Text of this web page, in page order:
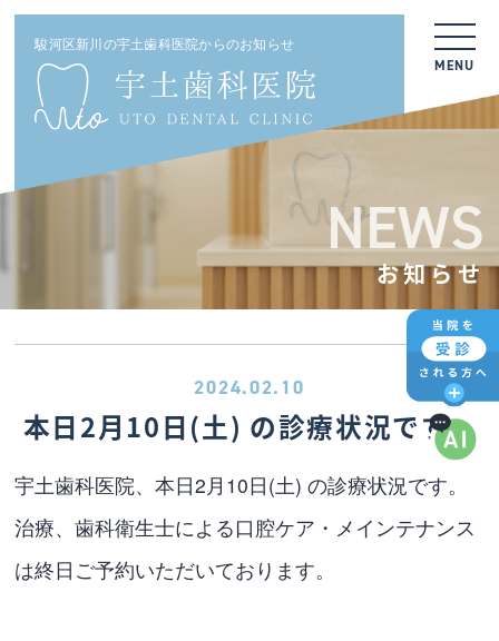
駿河区新川の宇土歯科医院からのお知らせ
MENU
NEWS
お知らせ
2024.02.10
本日2月10日(土) の診療状況です。
宇土歯科医院、本日2月10日(土) の診療状況です。
治療、歯科衛生士による口腔ケア・メインテナンス
は終日ご予約いただいております。